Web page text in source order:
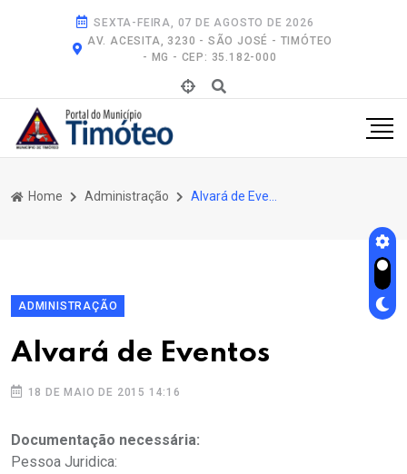
SEXTA-FEIRA, 07 DE AGOSTO DE 2026
AV. ACESITA, 3230 - SÃO JOSÉ - TIMÓTEO
- MG - CEP: 35.182-000
Home Administração
ADMINISTRAÇÃO
Alvará de Eventos
18 DE MAIO DE 2015 14:16
Documentação necessária:
Pessoa Juridica: